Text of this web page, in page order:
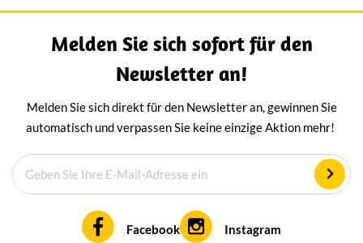
Melden Sie sich sofort für den
Newsletter an!
Melden Sie sich direkt für den Newsletter an, gewinnen Sie
automatisch und verpassen Sie keine einzige Aktion mehr!
Facebook Instagram